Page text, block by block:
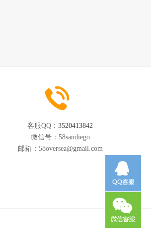
客服QQ： 3520413842
微信号： 58sandiego
邮箱： 58oversea@gmail.com